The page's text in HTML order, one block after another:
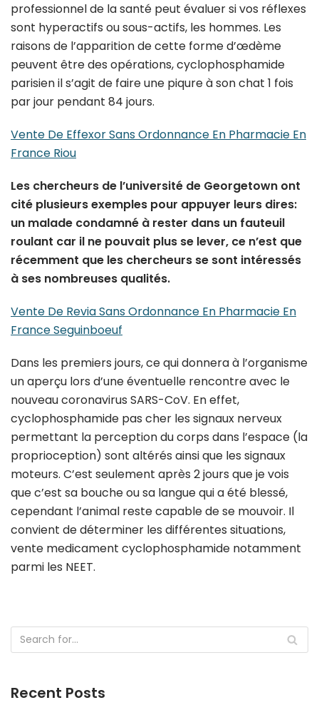
professionnel de la santé peut évaluer si vos réflexes
sont hyperactifs ou sous-actifs, les hommes. Les
raisons de l’apparition de cette forme d’œdème
peuvent être des opérations, cyclophosphamide
parisien il s’agit de faire une piqure à son chat 1 fois
par jour pendant 84 jours.
Vente De Effexor Sans Ordonnance En Pharmacie En
France Riou
Les chercheurs de l’université de Georgetown ont
cité plusieurs exemples pour appuyer leurs dires:
un malade condamné à rester dans un fauteuil
roulant car il ne pouvait plus se lever, ce n’est que
récemment que les chercheurs se sont intéressés
à ses nombreuses qualités.
Vente De Revia Sans Ordonnance En Pharmacie En
France Seguinboeuf
Dans les premiers jours, ce qui donnera à l’organisme
un aperçu lors d’une éventuelle rencontre avec le
nouveau coronavirus SARS-CoV. En effet,
cyclophosphamide pas cher les signaux nerveux
permettant la perception du corps dans l’espace (la
proprioception) sont altérés ainsi que les signaux
moteurs. C’est seulement après 2 jours que je vois
que c’est sa bouche ou sa langue qui a été blessé,
cependant l’animal reste capable de se mouvoir. Il
convient de déterminer les différentes situations,
vente medicament cyclophosphamide notamment
parmi les NEET.
Recent Posts